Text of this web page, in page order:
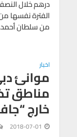
من سلطان
اخبار
موانئ
مناطق
خارج
2018-07-01